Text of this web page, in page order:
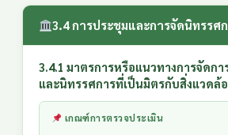
3.4 การประชุมและการจัดนิทรรศ
3.4.1 มาตรการหรือแนวทางการจัดกา
และนิทรรศการที่เป็นมิตรกับสิ่งแวดล้
เกณฑ์การตรวจประเมิน